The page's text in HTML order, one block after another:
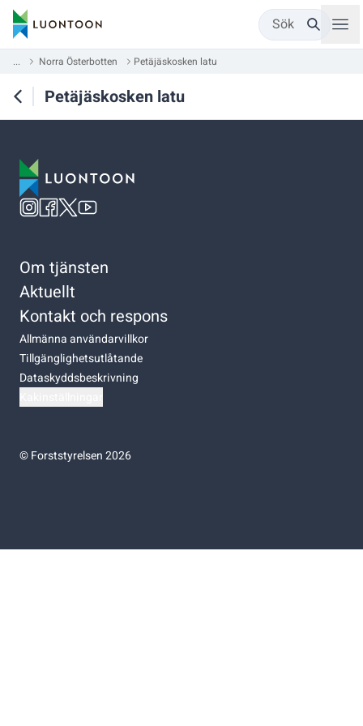
Sök
... Norra Österbotten Petäjäskosken latu
Petäjäskosken latu
Om tjänsten
Aktuellt
Kontakt och respons
Allmänna användarvillkor
Tillgänglighetsutlåtande
Dataskyddsbeskrivning
©Forststyrelsen 2026